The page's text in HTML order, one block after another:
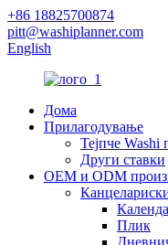
+86 18825700874
pitt@washiplanner.com
English
Дома
Прилагодување
Тејпче Washi
Други ставки
OEM и ODM
Плик